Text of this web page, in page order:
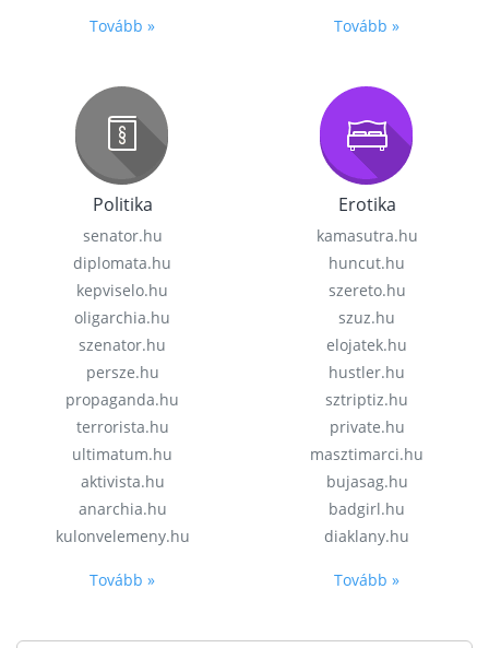
Tovább » Tovább »
Politika
senator.hu
diplomata.hu
kepviselo.hu
oligarchia.hu
szenator.hu
persze.hu
propaganda.hu
terrorista.hu
ultimatum.hu
aktivista.hu
anarchia.hu
kulonvelemeny.hu
Tovább »
Erotika
kamasutra.hu
huncut.hu
szereto.hu
szuz.hu
elojatek.hu
hustler.hu
sztriptiz.hu
private.hu
masztimarci.hu
bujasag.hu
badgirl.hu
diaklany.hu
Tovább »